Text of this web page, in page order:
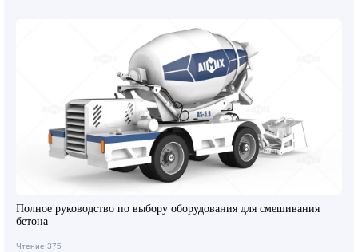
Полное руководство по выбору оборудования для смешивания
бетона
Чтение:375